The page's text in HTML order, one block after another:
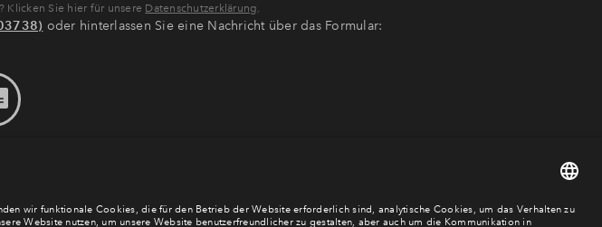
Klicken Sie hier für unsere Datenschutzerklärung.
oder hinterlassen Sie eine Nachricht über das Formular: